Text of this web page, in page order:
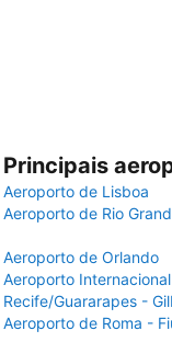
Principais
Aeroporto de Lisboa
Aeroporto de Rio
Aeroporto de Orlando
Aeroporto
Recife/Guararapes -
Aeroporto de Roma -